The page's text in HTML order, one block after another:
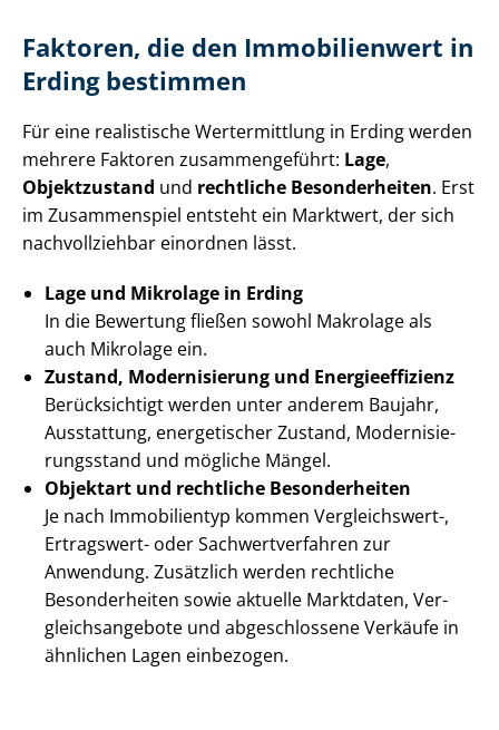
Faktoren, die den Immobilienwert in
Erding bestimmen
Für eine realistische Wertermittlung in Erding werden
mehrere Faktoren zusammengeführt: Lage,
Objektzustand und rechtliche Besonderheiten. Erst
im Zusammenspiel entsteht ein Marktwert, der sich
nachvollziehbar einordnen lässt.
Lage und Mikrolage in Erding
In die Bewertung fließen sowohl Makrolage als
auch Mikrolage ein.
Zustand, Modernisierung und En­er­gie­ef­fi­zi­enz
Berücksichtigt werden unter anderem Baujahr,
Ausstattung, energetischer Zustand, Mo­der­ni­sie­
rungs­stand und mögliche Mängel.
Objektart und rechtliche Besonderheiten
Je nach Immobilientyp kommen Vergleichswert-,
Ertragswert- oder Sach­wert­ver­fah­ren zur
Anwendung. Zusätzlich werden rechtliche
Besonderheiten sowie aktuelle Marktdaten, Ver­
gleichs­an­ge­bo­te und abgeschlossene Verkäufe in
ähnlichen Lagen einbezogen.